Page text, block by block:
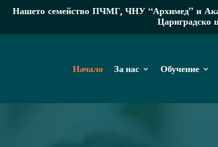
Нашето семейство ПЧМГ, ЧНУ “Архимед” и
Цариградско
Начало За нас Обучение